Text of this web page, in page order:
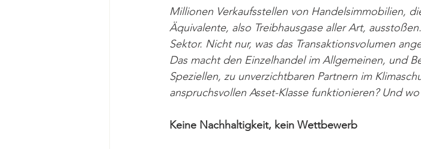
Millionen Verkaufsstellen von Handelsimmobilien,
Äquivalente, also Treibhausgase aller Art,
Sektor. Nicht nur, was das Transaktionsvolumen
Das macht den Einzelhandel im Allgemeinen, und
Speziellen, zu unverzichtbaren Partnern im
anspruchsvollen Asset-Klasse funktionieren? Und
Keine Nachhaltigkeit, kein Wettbewerb